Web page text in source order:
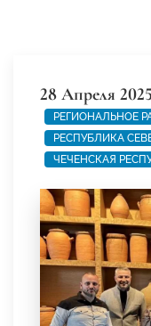
28 Апреля 2025
РЕГИОНАЛЬНОЕ
РЕСПУБЛИКА
ЧЕЧЕНСКАЯ